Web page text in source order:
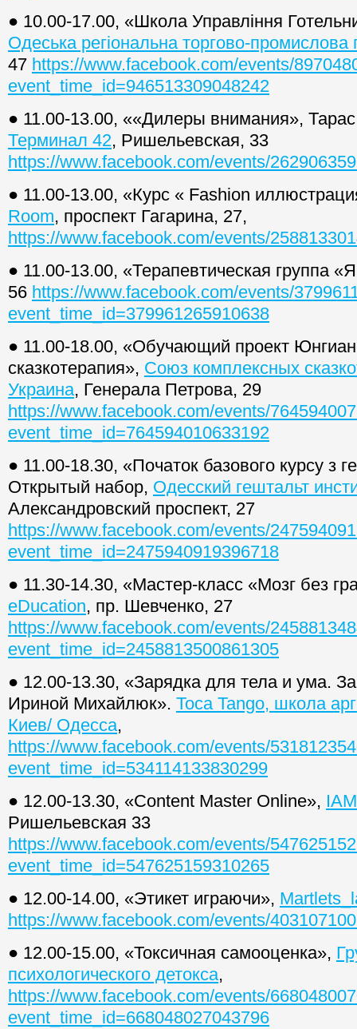
● 10.00-17.00, «Школа Управління
Одеська регіональна торгово-промислова
47 https://www.facebook.com/events/
event_time_id=946513309048242
● 11.00-13.00, ««Дилеры внимания»,
Терминал 42, Ришельевская, 33
https://www.facebook.com/events/
● 11.00-13.00, «Курс « Fashion
Room, проспект Гагарина, 27,
https://www.facebook.com/events/
● 11.00-13.00, «Терапевтическая группа
56 https://www.facebook.com/events/
event_time_id=379961265910638
● 11.00-18.00, «Обучающий проект
сказкотерапия», Союз комплексных
Украина, Генерала Петрова, 29
https://www.facebook.com/events/
event_time_id=764594010633192
● 11.00-18.30, «Початок базового курсу з
Открытый набор, Одесский гештальт
Александровский проспект, 27
https://www.facebook.com/events/
event_time_id=2475940919396718
● 11.30-14.30, «Мастер-класс «Мозг без
eDucation, пр. Шевченко, 27
https://www.facebook.com/events/
event_time_id=2458813500861305
● 12.00-13.30, «Зарядка для тела и ума.
Ириной Михайлюк». Toca Tango, школа
Киев/ Одесса,
https://www.facebook.com/events/
event_time_id=534114133830299
● 12.00-13.30, «Content Master Online»,
Ришельевская 33
https://www.facebook.com/events/
event_time_id=547625159310265
● 12.00-14.00, «Этикет играючи»,
https://www.facebook.com/events/
● 12.00-15.00, «Токсичная самооценка»,
психологического детокса,
https://www.facebook.com/events/
event_time_id=668048027043796